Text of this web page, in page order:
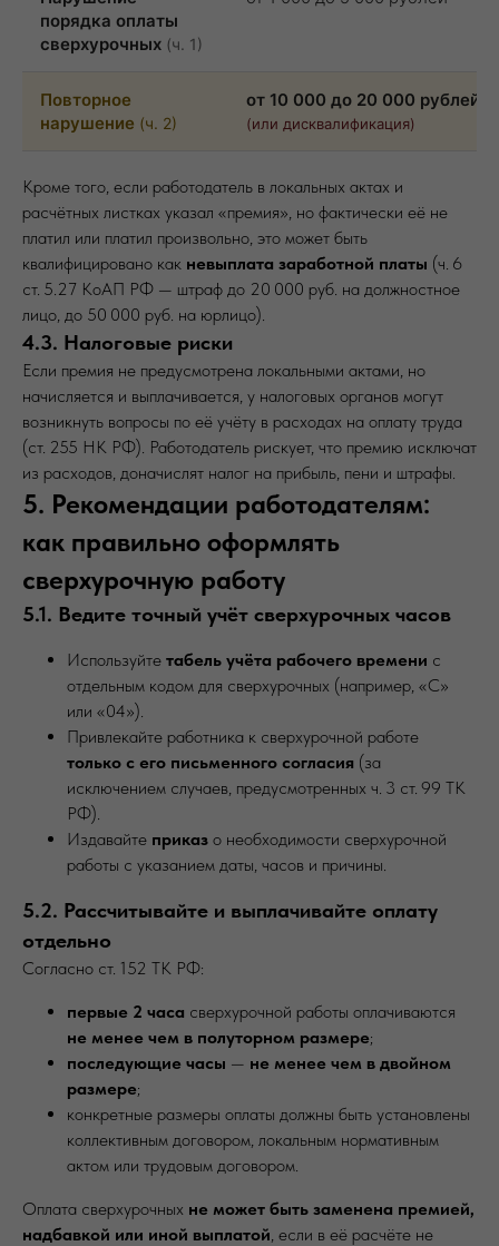
порядка оплаты
сверхурочных (ч. 1)
Повторное
нарушение (ч. 2)
от 10 000 до 20 000 рублей
(или дисквалификация)
Кроме того, если работодатель в локальных актах и
расчётных листках указал «премия», но фактически её не
платил или платил произвольно, это может быть
квалифицировано как невыплата заработной платы (ч. 6
ст. 5.27 КоАП РФ — штраф до 20 000 руб. на должностное
лицо, до 50 000 руб. на юрлицо).
4.3. Налоговые риски
Если премия не предусмотрена локальными актами, но
начисляется и выплачивается, у налоговых органов могут
возникнуть вопросы по её учёту в расходах на оплату труда
(ст. 255 НК РФ). Работодатель рискует, что премию исключат
из расходов, доначислят налог на прибыль, пени и штрафы.
5. Рекомендации работодателям:
как правильно оформлять
сверхурочную работу
5.1. Ведите точный учёт сверхурочных часов
Используйте табель учёта рабочего времени с
отдельным кодом для сверхурочных (например, «С»
или «04»).
Привлекайте работника к сверхурочной работе
только с его письменного согласия (за
исключением случаев, предусмотренных ч. 3 ст. 99 ТК
РФ).
Издавайте приказ о необходимости сверхурочной
работы с указанием даты, часов и причины.
5.2. Рассчитывайте и выплачивайте оплату
отдельно
Согласно ст. 152 ТК РФ:
первые 2 часа сверхурочной работы оплачиваются
не менее чем в полуторном размере;
последующие часы — не менее чем в двойном
размере;
конкретные размеры оплаты должны быть установлены
коллективным договором, локальным нормативным
актом или трудовым договором.
Оплата сверхурочных не может быть заменена премией,
надбавкой или иной выплатой, если в её расчёте не